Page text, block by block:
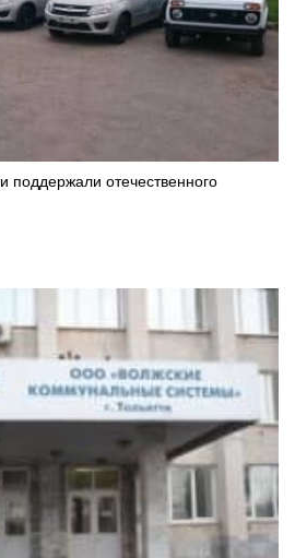
поддержали отечественного